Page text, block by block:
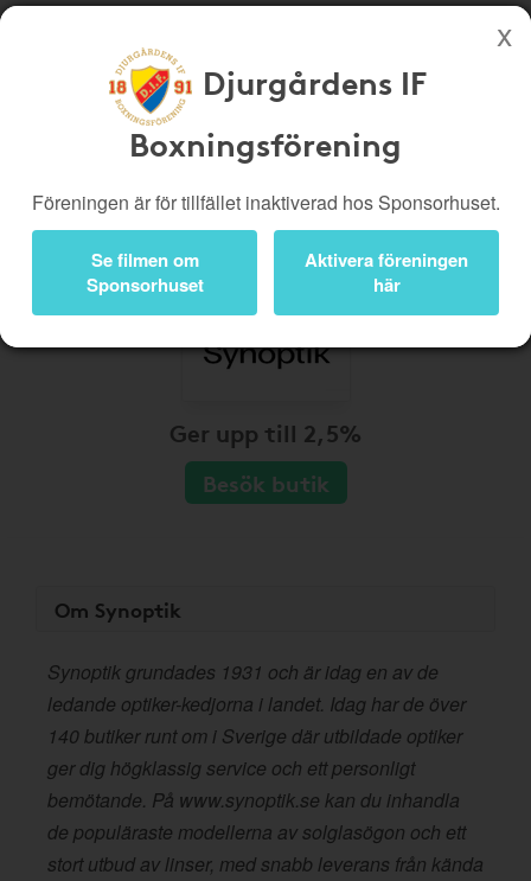
Köp genom denna sida stöttar Djurgårdens IF Boxningsförening
Butiker
Biobiljetter
Bli medlem
Logga in
Djurgårdens IF
Boxningsförening
Föreningen är för tillfället inaktiverad hos Sponsorhuset.
Se filmen om
Sponsorhuset
Aktivera föreningen
här
Ger upp till 2,5%
Besök butik
Om Synoptik
Synoptik grundades 1931 och är idag en av de
ledande optiker-kedjorna i landet. Idag har de över
140 butiker runt om i Sverige där utbildade optiker
ger dig högklassig service och ett personligt
bemötande. På www.synoptik.se kan du inhandla
de populäraste modellerna av solglasögon och ett
stort utbud av linser, med snabb leverans från kända